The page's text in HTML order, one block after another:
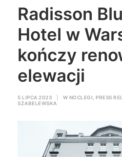
Biura podróży
Transport
Noclegi
Polska
Świat
Rok Kobiet
Radisson
Hotel w
kończy
elewacji
5 LIPCA 2023 W NOCLEGI PRESS
SZABELEWSKA